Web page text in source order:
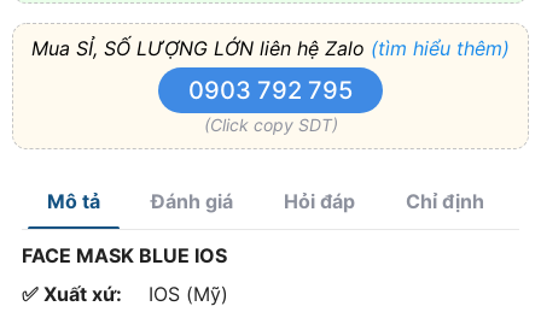
Mua SỈ, SỐ LƯỢNG LỚN liên hệ Zalo (tìm hiểu thêm)
0903 792 795
(Click copy SDT)
Mô tả Đánh giá Hỏi đáp Chỉ định
FACE MASK BLUE IOS
✅ Xuất xứ:
IOS (Mỹ)